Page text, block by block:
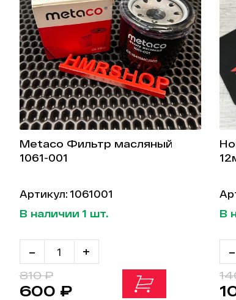
Metaco Фильтр масляный
1061-001
Артикул: 1061001
В наличии 1 шт.
- +
600 ₽
810 ₽
В
-